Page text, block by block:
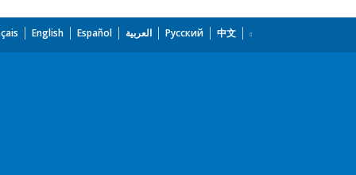
English Español العربية Русский 中文